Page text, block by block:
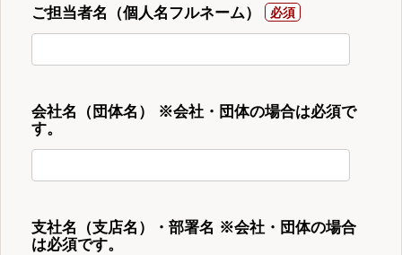
ご担当者名（個人名フルネーム）
会社名（団体名） ※会社・団体の場合は必須で
す。
支社名（支店名）・部署名 ※会社・団体の場合
は必須です。